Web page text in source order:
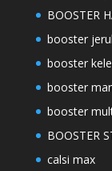
BOOSTER
booster
booster
booster
booster
BOOSTER
calsi max